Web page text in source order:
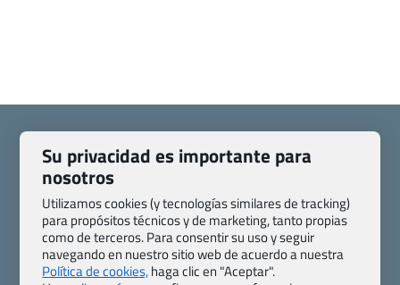
Quienes somos
Contacto
Pasaporte, Visado, Salud y otras disposiciones específicas
Blog de Viajes.com
Registro de agencias
Preguntas frecuentes
Condiciones generales
Su privacidad es importante para
nosotros
Utilizamos cookies (y tecnologías similares de tracking)
para propósitos técnicos y de marketing, tanto propias
como de terceros. Para consentir su uso y seguir
navegando en nuestro sitio web de acuerdo a nuestra
Política de cookies,haga clic en "Aceptar".